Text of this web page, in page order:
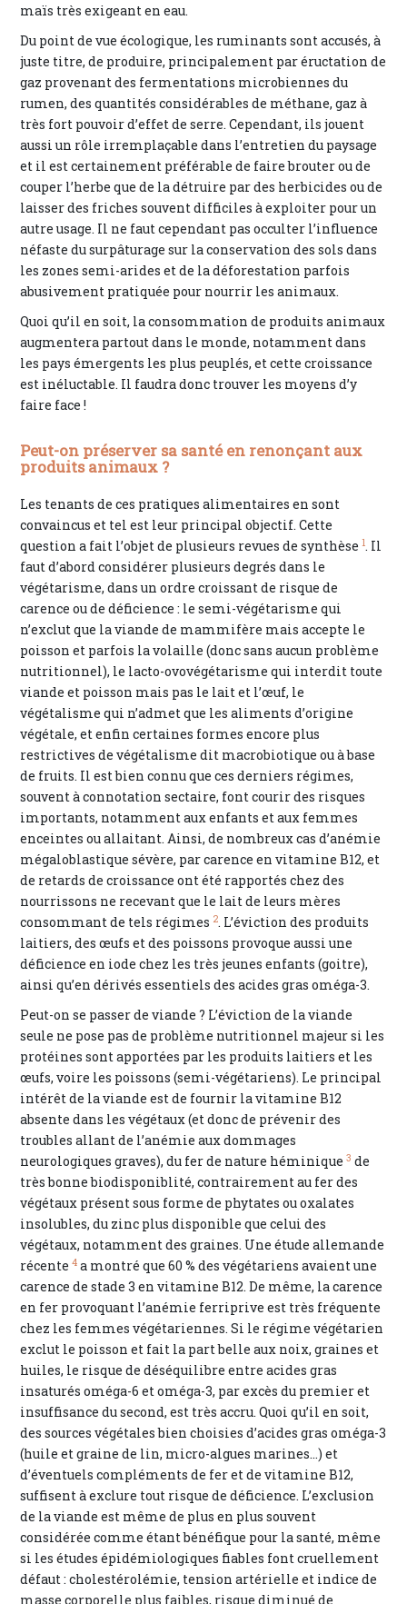
maïs très exigeant en eau.
Du point de vue écologique, les ruminants sont accusés, à
juste titre, de produire, principalement par éructation de
gaz provenant des fermentations microbiennes du
rumen, des quantités considérables de méthane, gaz à
très fort pouvoir d’effet de serre. Cependant, ils jouent
aussi un rôle irremplaçable dans l’entretien du paysage
et il est certainement préférable de faire brouter ou de
couper l’herbe que de la détruire par des herbicides ou de
laisser des friches souvent difficiles à exploiter pour un
autre usage. Il ne faut cependant pas occulter l’influence
néfaste du surpâturage sur la conservation des sols dans
les zones semi-arides et de la déforestation parfois
abusivement pratiquée pour nourrir les animaux.
Quoi qu’il en soit, la consommation de produits animaux
augmentera partout dans le monde, notamment dans
les pays émergents les plus peuplés, et cette croissance
est inéluctable. Il faudra donc trouver les moyens d’y
faire face !
Peut-on préserver sa santé en renonçant aux
produits animaux ?
Les tenants de ces pratiques alimentaires en sont
convaincus et tel est leur principal objectif. Cette
question a fait l’objet de plusieurs revues de synthèse 1. Il
faut d’abord considérer plusieurs degrés dans le
végétarisme, dans un ordre croissant de risque de
carence ou de déficience : le semi-végétarisme qui
n’exclut que la viande de mammifère mais accepte le
poisson et parfois la volaille (donc sans aucun problème
nutritionnel), le lacto-ovovégétarisme qui interdit toute
viande et poisson mais pas le lait et l’œuf, le
végétalisme qui n’admet que les aliments d’origine
végétale, et enfin certaines formes encore plus
restrictives de végétalisme dit macrobiotique ou à base
de fruits. Il est bien connu que ces derniers régimes,
souvent à connotation sectaire, font courir des risques
importants, notamment aux enfants et aux femmes
enceintes ou allaitant. Ainsi, de nombreux cas d’anémie
mégaloblastique sévère, par carence en vitamine B12, et
de retards de croissance ont été rapportés chez des
nourrissons ne recevant que le lait de leurs mères
consommant de tels régimes 2. L’éviction des produits
laitiers, des œufs et des poissons provoque aussi une
déficience en iode chez les très jeunes enfants (goitre),
ainsi qu’en dérivés essentiels des acides gras oméga-3.
Peut-on se passer de viande ? L’éviction de la viande
seule ne pose pas de problème nutritionnel majeur si les
protéines sont apportées par les produits laitiers et les
œufs, voire les poissons (semi-végétariens). Le principal
intérêt de la viande est de fournir la vitamine B12
absente dans les végétaux (et donc de prévenir des
troubles allant de l’anémie aux dommages
neurologiques graves), du fer de nature héminique 3 de
très bonne biodisponiblité, contrairement au fer des
végétaux présent sous forme de phytates ou oxalates
insolubles, du zinc plus disponible que celui des
végétaux, notamment des graines. Une étude allemande
récente 4 a montré que 60 % des végétariens avaient une
carence de stade 3 en vitamine B12. De même, la carence
en fer provoquant l’anémie ferriprive est très fréquente
chez les femmes végétariennes. Si le régime végétarien
exclut le poisson et fait la part belle aux noix, graines et
huiles, le risque de déséquilibre entre acides gras
insaturés oméga-6 et oméga-3, par excès du premier et
insuffisance du second, est très accru. Quoi qu’il en soit,
des sources végétales bien choisies d’acides gras oméga-3
(huile et graine de lin, micro-algues marines…) et
d’éventuels compléments de fer et de vitamine B12,
suffisent à exclure tout risque de déficience. L’exclusion
de la viande est même de plus en plus souvent
considérée comme étant bénéfique pour la santé, même
si les études épidémiologiques fiables font cruellement
défaut : cholestérolémie, tension artérielle et indice de
masse corporelle plus faibles, risque diminué de